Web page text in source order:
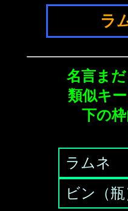
ラ
名言ま
類似キ
下の
ラムネ
ビン（瓶